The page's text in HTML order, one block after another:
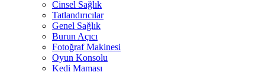
Cinsel Sağlık
Tatlandırıcılar
Genel Sağlık
Burun Açıcı
Fotoğraf Makinesi
Oyun Konsolu
Kedi Maması